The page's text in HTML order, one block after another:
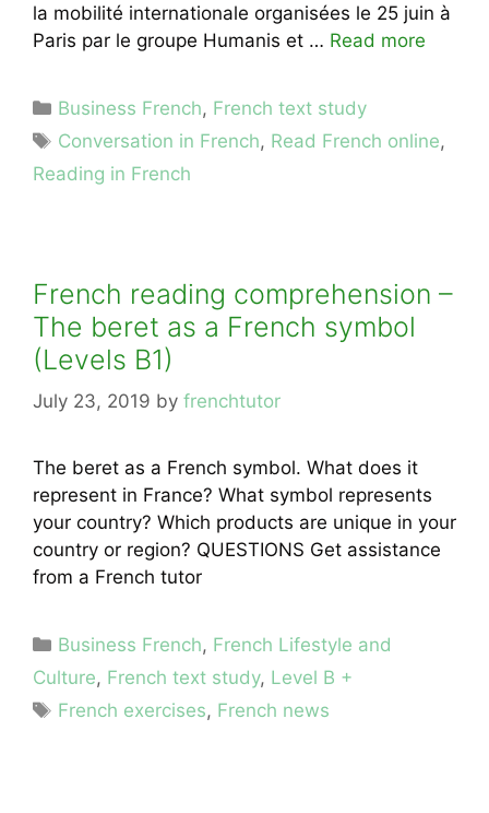
la mobilité internationale organisées le 25 juin à
Paris par le groupe Humanis et … Read more
Categories
Business French, French text study
Tags
Conversation in French, Read French online,
Reading in French
French reading comprehension –
The beret as a French symbol
(Levels B1)
July 23, 2019 by frenchtutor
The beret as a French symbol. What does it
represent in France? What symbol represents
your country? Which products are unique in your
country or region? QUESTIONS Get assistance
from a French tutor
Categories
Business French, French Lifestyle and
Culture, French text study, Level B +
Tags
French exercises, French news